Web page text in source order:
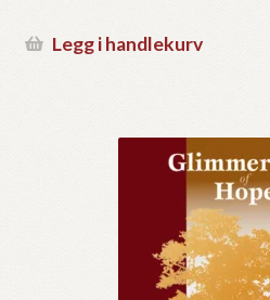
Legg i handlekurv